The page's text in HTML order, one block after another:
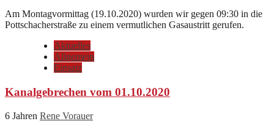
Am Montagvormittag (19.10.2020) wurden wir gegen 09:30 in die
Pottschacherstraße zu einem vermutlichen Gasaustritt gerufen.
Aktuelles
Allgemein
Einsatz
Kanalgebrechen vom 01.10.2020
6 Jahren Rene Vorauer